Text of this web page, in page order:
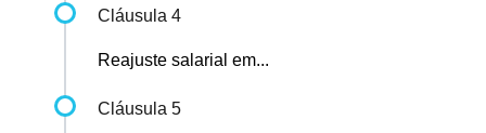
Cláusula 4
Reajuste salarial em...
Cláusula 5